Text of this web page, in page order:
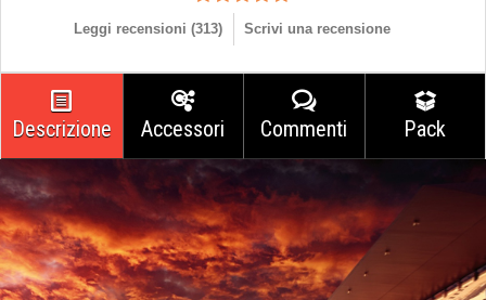
Leggi recensioni (313) Scrivi una recensione
Descrizione Accessori Commenti Pack